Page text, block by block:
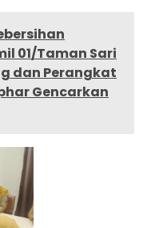
01/Taman Sari
dan Perangkat
Gencarkan